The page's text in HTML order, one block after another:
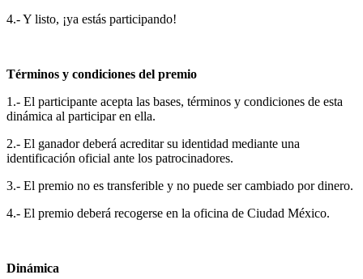
4.- Y listo, ¡ya estás participando!
Términos y condiciones del premio
1.- El participante acepta las bases, términos y condiciones de esta
dinámica al participar en ella.
2.- El ganador deberá acreditar su identidad mediante una
identificación oficial ante los patrocinadores.
3.- El premio no es transferible y no puede ser cambiado por dinero.
4.- El premio deberá recogerse en la oficina de Ciudad México.
Dinámica